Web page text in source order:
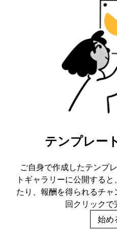
テンプレー
ご自身で作成したテンプ
トギャラリーに公開する
たり、報酬を得られるチ
回クリックで
始め